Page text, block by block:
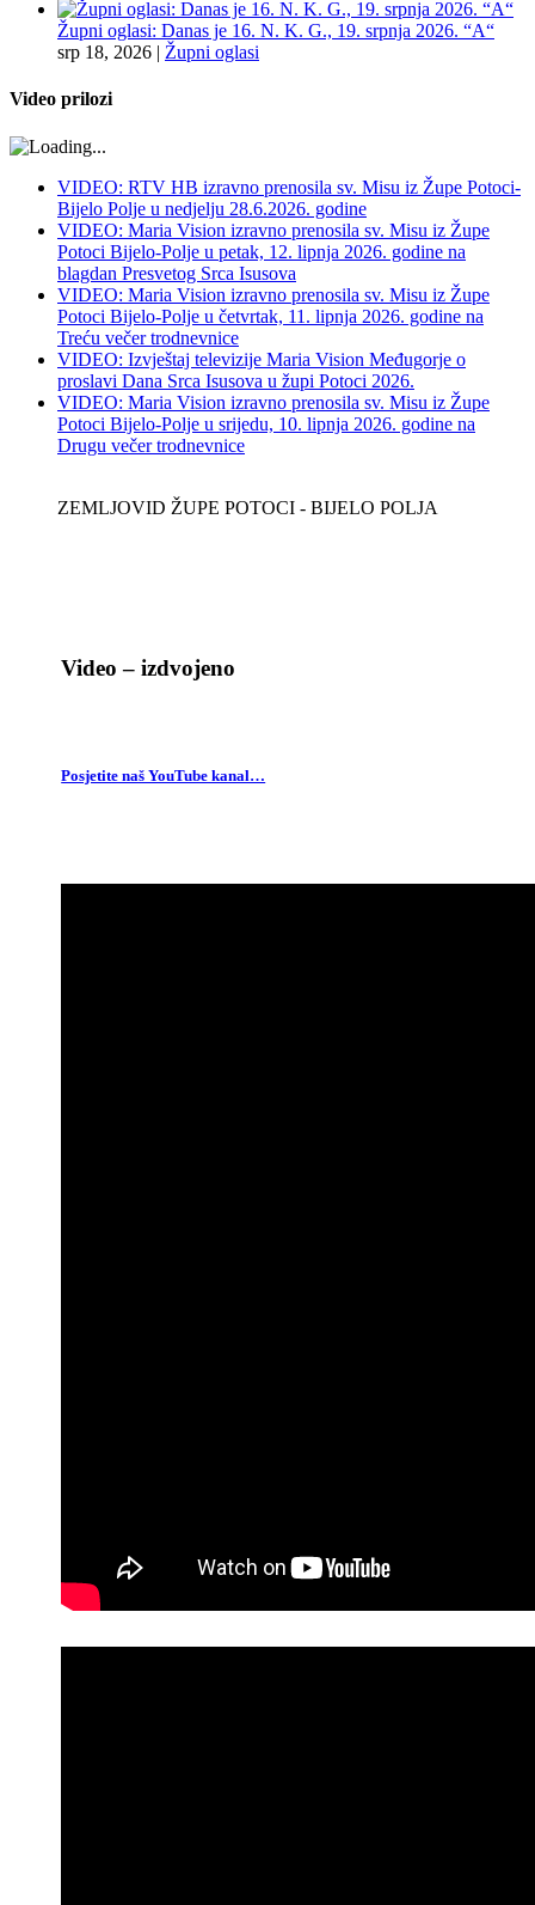
Župni oglasi: Danas je 16. N. K. G., 19. srpnja 2026. “A“
srp 18, 2026 | Župni oglasi
Video prilozi
VIDEO: RTV HB izravno prenosila sv. Misu iz Župe Potoci-
Bijelo Polje u nedjelju 28.6.2026. godine
VIDEO: Maria Vision izravno prenosila sv. Misu iz Župe
Potoci Bijelo-Polje u petak, 12. lipnja 2026. godine na
blagdan Presvetog Srca Isusova
VIDEO: Maria Vision izravno prenosila sv. Misu iz Župe
Potoci Bijelo-Polje u četvrtak, 11. lipnja 2026. godine na
Treću večer trodnevnice
VIDEO: Izvještaj televizije Maria Vision Međugorje o
proslavi Dana Srca Isusova u župi Potoci 2026.
VIDEO: Maria Vision izravno prenosila sv. Misu iz Župe
Potoci Bijelo-Polje u srijedu, 10. lipnja 2026. godine na
Drugu večer trodnevnice
ZEMLJOVID ŽUPE POTOCI - BIJELO POLJA
Video – izdvojeno
Posjetite naš YouTube kanal…